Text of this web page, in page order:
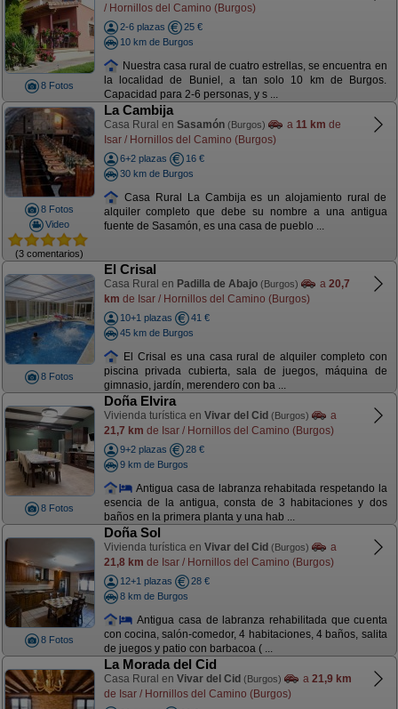
8 Fotos
/ Hornillos del Camino (Burgos)
2-6 plazas
25 €
10 km de Burgos
Nuestra casa rural de cuatro estrellas, se encuentra en
la localidad de Buniel, a tan solo 10 km de Burgos.
Capacidad para 2-6 personas, y s ...
8 Fotos
Video
(3 comentarios)
La Cambija
Casa Rural en Sasamón (Burgos) a 11 km de
Isar / Hornillos del Camino (Burgos)
6+2 plazas
16 €
30 km de Burgos
Casa Rural La Cambija es un alojamiento rural de
alquiler completo que debe su nombre a una antigua
fuente de Sasamón, es una casa de pueblo ...
8 Fotos
El Crisal
Casa Rural en Padilla de Abajo (Burgos) a 20,7
km de Isar / Hornillos del Camino (Burgos)
10+1 plazas
41 €
45 km de Burgos
El Crisal es una casa rural de alquiler completo con
piscina privada cubierta, sala de juegos, máquina de
gimnasio, jardín, merendero con ba ...
8 Fotos
Doña Elvira
Vivienda turística en Vivar del Cid (Burgos)
a
21,7 km de Isar / Hornillos del Camino (Burgos)
9+2 plazas
28 €
9 km de Burgos
Antigua casa de labranza rehabitada respetando la
esencia de la antigua, consta de 3 habitaciones y dos
baños en la primera planta y una hab ...
8 Fotos
Doña Sol
Vivienda turística en Vivar del Cid (Burgos)
a
21,8 km de Isar / Hornillos del Camino (Burgos)
12+1 plazas
28 €
8 km de Burgos
Antigua casa de labranza rehabilitada que cuenta
con cocina, salón-comedor, 4 habitaciones, 4 baños, salita
de juegos y patio con barbacoa ( ...
La Morada del Cid
Casa Rural en Vivar del Cid (Burgos) a 21,9 km
de Isar / Hornillos del Camino (Burgos)